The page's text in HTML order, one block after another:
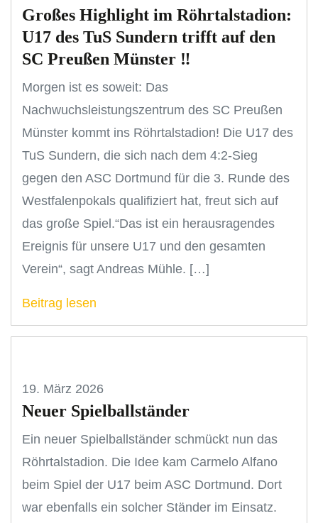
Großes Highlight im Röhrtalstadion:
U17 des TuS Sundern trifft auf den
SC Preußen Münster ‼️
Morgen ist es soweit: Das
Nachwuchsleistungszentrum des SC Preußen
Münster kommt ins Röhrtalstadion! Die U17 des
TuS Sundern, die sich nach dem 4:2-Sieg
gegen den ASC Dortmund für die 3. Runde des
Westfalenpokals qualifiziert hat, freut sich auf
das große Spiel.“Das ist ein herausragendes
Ereignis für unsere U17 und den gesamten
Verein“, sagt Andreas Mühle. […]
Beitrag lesen
19. März 2026
Neuer Spielballständer
Ein neuer Spielballständer schmückt nun das
Röhrtalstadion. Die Idee kam Carmelo Alfano
beim Spiel der U17 beim ASC Dortmund. Dort
war ebenfalls ein solcher Ständer im Einsatz.